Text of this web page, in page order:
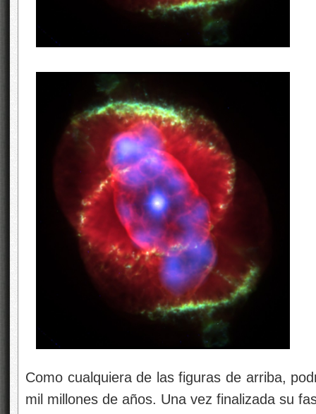
Como cualquiera de las figuras de arriba,
mil millones de años. Una vez finalizada su